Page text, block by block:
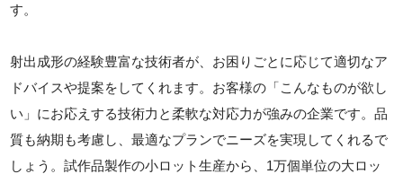
す。
射出成形の経験豊富な技術者が、お困りごとに応じて適切なア
ドバイスや提案をしてくれます。お客様の「こんなものが欲し
い」にお応えする技術力と柔軟な対応力が強みの企業です。品
質も納期も考慮し、最適なプランでニーズを実現してくれるで
しょう。試作品製作の小ロット生産から、1万個単位の大ロッ